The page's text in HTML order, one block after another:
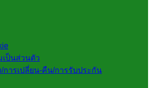
เป็นส่วนตัว
การเปลี่ยน-คืน/การรับประกัน